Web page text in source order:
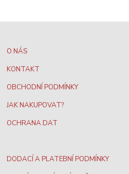
O NÁS
KONTAKT
OBCHODNÍ PODMÍNKY
JAK NAKUPOVAT?
OCHRANA DAT
DODACÍ A PLATEBNÍ PODMÍNKY